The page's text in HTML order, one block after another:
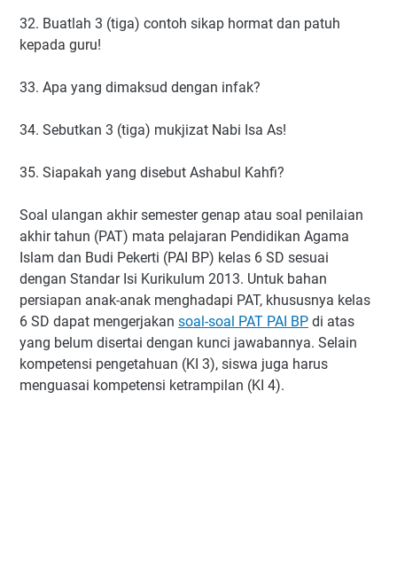
32. Buatlah 3 (tiga) contoh sikap hormat dan patuh
kepada guru!
33. Apa yang dimaksud dengan infak?
34. Sebutkan 3 (tiga) mukjizat Nabi Isa As!
35. Siapakah yang disebut Ashabul Kahfi?
Soal ulangan akhir semester genap atau soal penilaian
akhir tahun (PAT) mata pelajaran Pendidikan Agama
Islam dan Budi Pekerti (PAI BP) kelas 6 SD sesuai
dengan Standar Isi Kurikulum 2013. Untuk bahan
persiapan anak-anak menghadapi PAT, khususnya kelas
6 SD dapat mengerjakan soal-soal PAT PAI BP di atas
yang belum disertai dengan kunci jawabannya. Selain
kompetensi pengetahuan (KI 3), siswa juga harus
menguasai kompetensi ketrampilan (KI 4).